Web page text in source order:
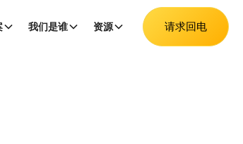
我们是谁 资源 请求回电